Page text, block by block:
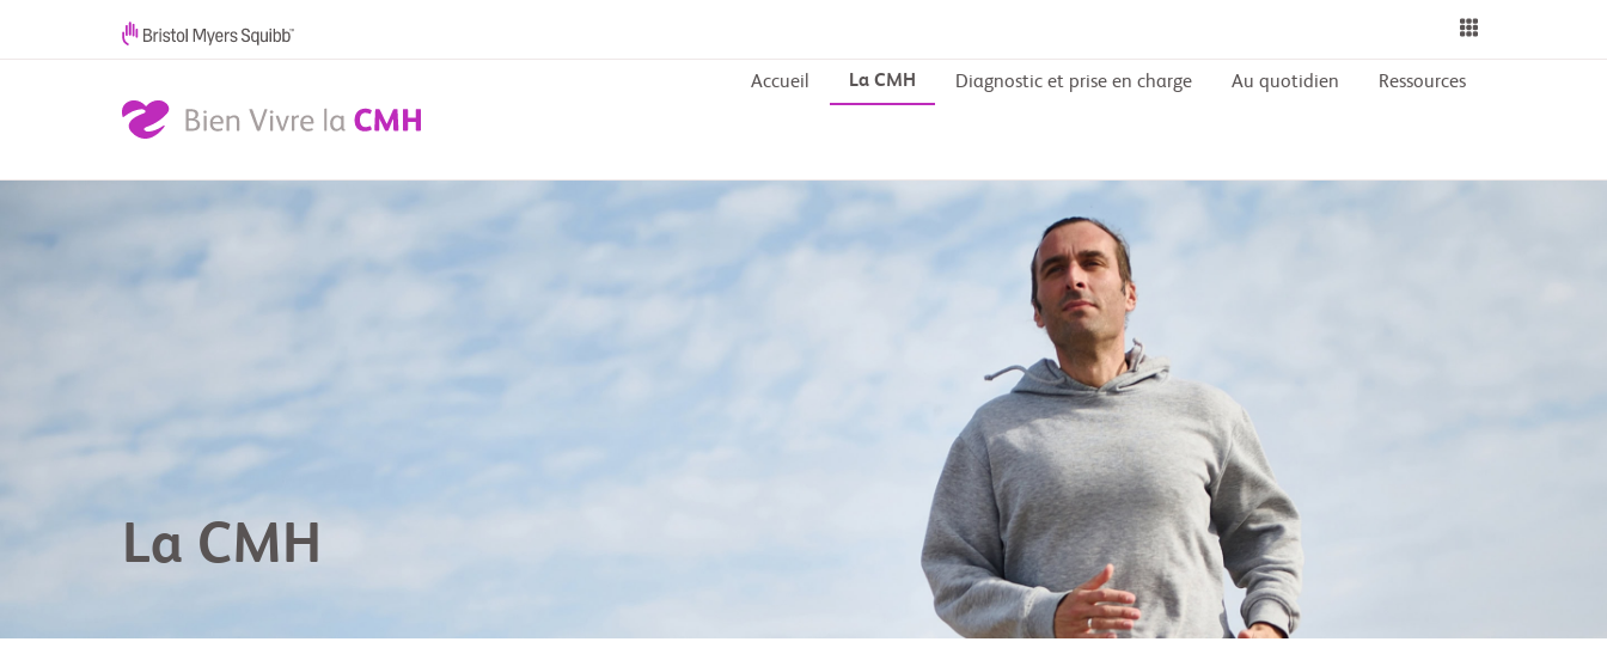
Menu
Accueil La CMH Diagnostic et prise en charge Au quotidien Ressources
La CMH